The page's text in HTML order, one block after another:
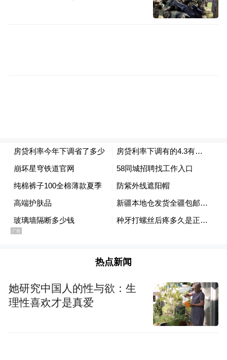
积金贷款利率。”某银行信贷条线负责人告诉
“这波调整究其原因，可能与部分地区房贷利
率跌破住房公积金贷款利率下限有关。”光大
银行金融市场部宏观研究员周茂华表示，房
贷商贷利率逼近公积金贷款利率，甚至出现
倒挂，会导致定价不合理，公积金贷是具有
政策性优惠的利率，一般应低于普通商业房
周茂华表示，房贷利率不可能无限下降，目
前部分城市的商贷与公积金房贷利率接近，
即便后续部分区域公积金利率调降，预计商
热点新闻
她研究中国人的性与欲：生
理性喜欢才是真爱